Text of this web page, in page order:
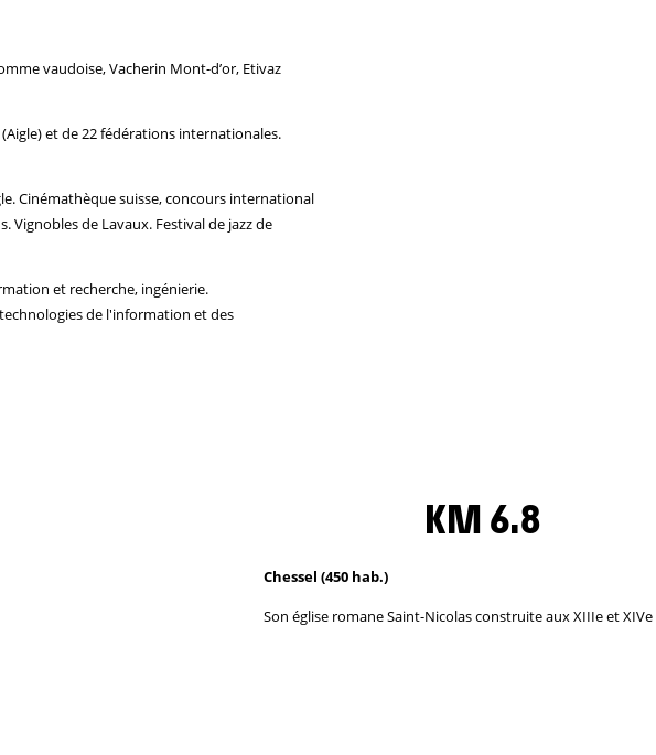
vaudoise, Vacherin Mont-d’or, Etivaz
et de 22 fédérations internationales.
Cinémathèque suisse, concours international
Vignobles de Lavaux. Festival de jazz de
et recherche, ingénierie.
de l'information et des
KM 6.8
Chessel (450 hab.)
Son église romane Saint-Nicolas construite aux XIIIe et XIVe